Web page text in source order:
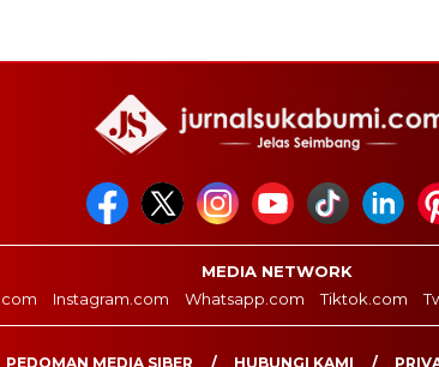
MEDIA NETWORK
Instagram.com Whatsapp.com Tiktok.com
PEDOMAN MEDIA SIBER HUBUNGI KAMI